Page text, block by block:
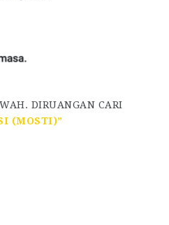
DIRUANGAN CARI
(MOSTI)”